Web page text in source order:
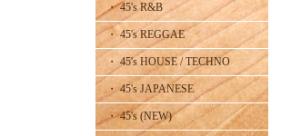
・ 45's R&B
・ 45's REGGAE
・ 45's HOUSE / TECHNO
・ 45's JAPANESE
・ 45's (NEW)